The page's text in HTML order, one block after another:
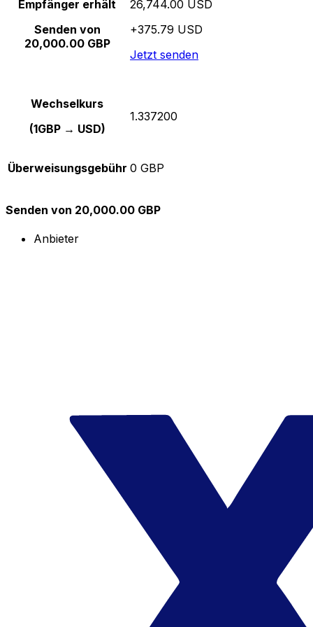
Empfänger erhält
Senden von
20,000.00 GBP
26,744.00 USD
+375.79 USD
Jetzt senden
Wechselkurs
(1GBP → USD)
1.337200
Überweisungsgebühr 0 GBP
Senden von 20,000.00 GBP
Anbieter